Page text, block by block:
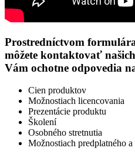
Prostredníctvom
môžete kontaktovať
Vám ochotne odpovedia
Cien produktov
Možnostiach licencovania
Prezentácie produktu
Školení
Osobného stretnutia
Možnostiach predplatného a